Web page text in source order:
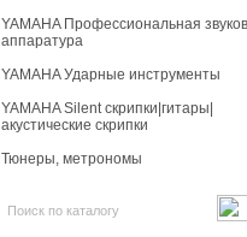
YAMAHA Профессиональная
аппаратура
YAMAHA Ударные инструменты
YAMAHA Silent скрипки|гитары|
акустические скрипки
Тюнеры, метрономы